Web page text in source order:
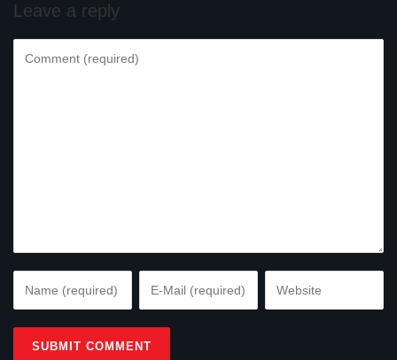
Leave a reply